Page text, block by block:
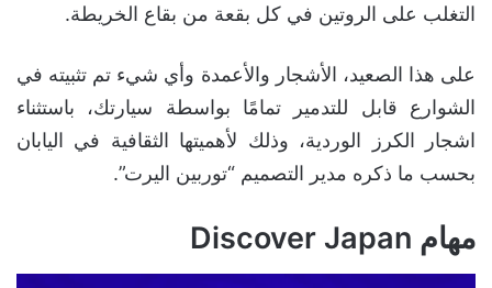
التغلب على الروتين في كل بقعة من بقاع الخريطة.
على هذا الصعيد، الأشجار والأعمدة وأي شيء تم تثبيته في
الشوارع قابل للتدمير تمامًا بواسطة سيارتك، باستثناء
اشجار الكرز الوردية، وذلك لأهميتها الثقافية في اليابان
بحسب ما ذكره مدير التصميم “توربين اليرت”.
مهام Discover Japan